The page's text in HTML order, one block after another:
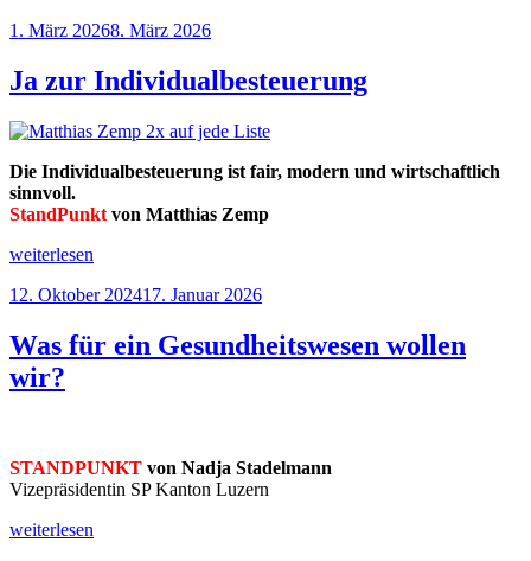
Veröffentlicht
1. März 20268. März 2026
Ja zur Individualbesteuerung
Die Individualbesteuerung ist fair, modern und wirtschaftlich
sinnvoll.
StandPunkt von Matthias Zemp
„Ja
Individualbesteuerung“
weiterlesen
Veröffentlicht
12. Oktober 202417. Januar 2026
Was für ein Gesundheitswesen wollen
wir?
STANDPUNKT von Nadja Stadelmann
Vizepräsidentin SP Kanton Luzern
„Was
weiterlesen